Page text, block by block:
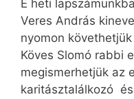
E heti
Veres András
nyomon
Köves Slomó rabbi
megismerhetjük az
karitásztalálkozó